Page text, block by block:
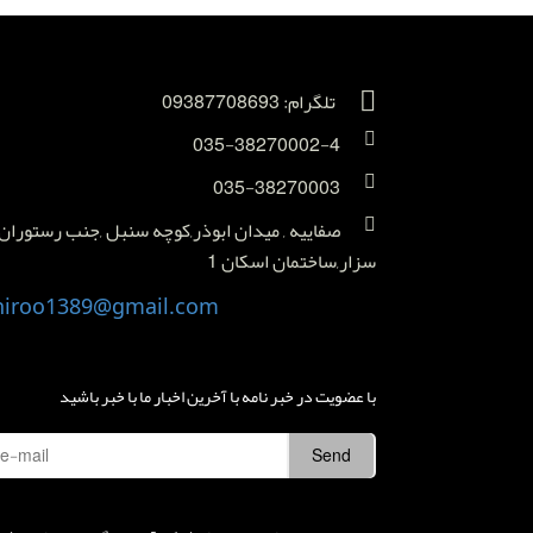
تلگرام: 09387708693
035-38270002-4
035-38270003
صفاییه , میدان ابوذر,کوچه سنبل ,جنب
سزار,ساختمان اسکان 1
با عضویت در خبر نامه با آخرین اخبار ما با خبر باشید